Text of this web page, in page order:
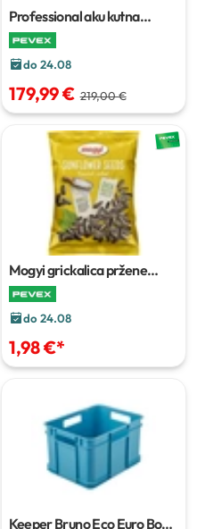
Professional aku kutna
brusilica Axxio 36/230 Q
do 24.08
179,99 € 219,00 €
Mogyi grickalica pržene
slane suncokretove
sjemenke
do 24.08
1,98 €*
Keeper Bruno Eco Euro Box